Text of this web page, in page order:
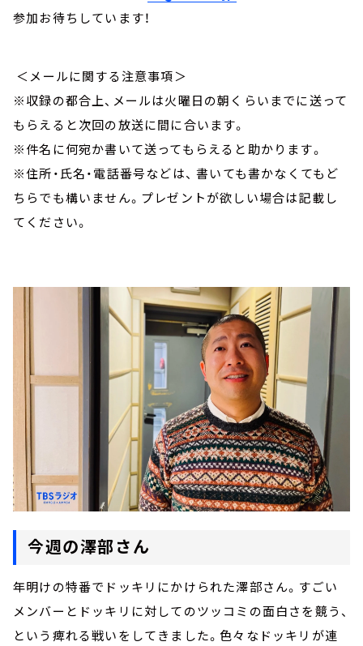
参加お待ちしています！
＜メールに関する注意事項＞
※収録の都合上、メールは火曜日の朝くらいまでに送って
もらえると次回の放送に間に合います。
※件名に何宛か書いて送ってもらえると助かります。
※住所・氏名・電話番号などは、 書いても書かなくてもど
ちらでも構いません。プレゼントが欲しい場合は記載し
てください。
今週の澤部さん
年明けの特番でドッキリにかけられた澤部さん。すごい
メンバーとドッキリに対してのツッコミの面白さを競う、
という痺れる戦いをしてきました。色々なドッキリが連